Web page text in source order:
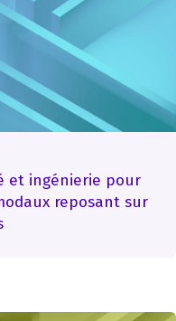
et ingénierie pour
reposant sur